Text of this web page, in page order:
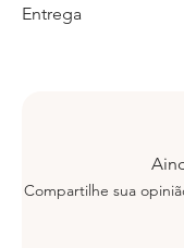
Entrega
Compartilhe sua